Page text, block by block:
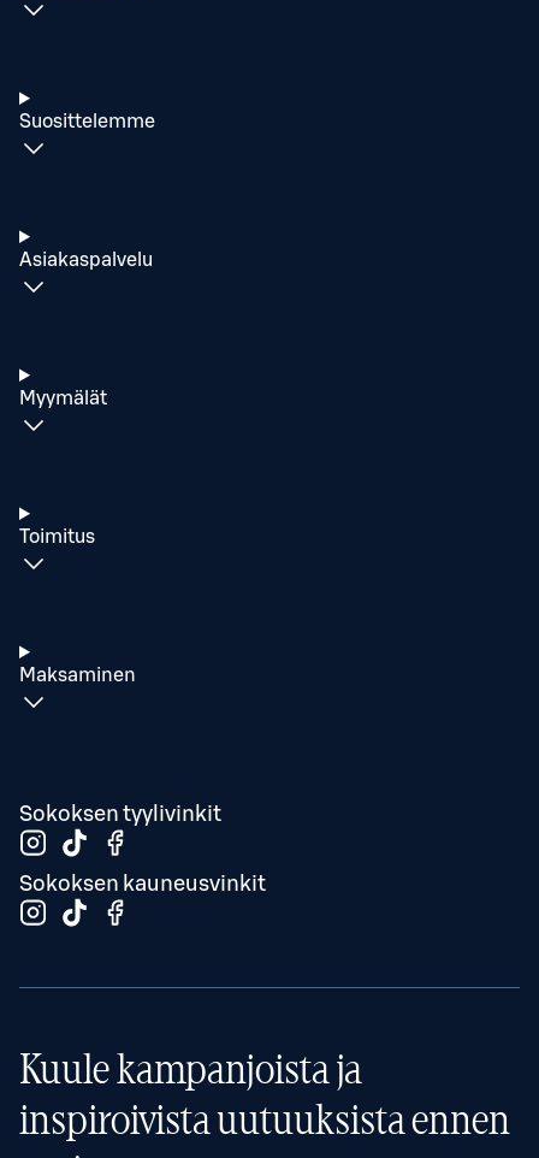
Suosittelemme
Asiakaspalvelu
Myymälät
Toimitus
Maksaminen
Sokoksen tyylivinkit
Sokoksen kauneusvinkit
Kuule kampanjoista ja
inspiroivista uutuuksista ennen